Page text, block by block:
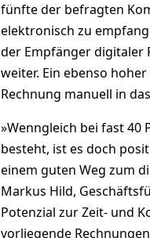
fünfte der befragten
elektronisch zu
der Empfänger digitaler
weiter. Ein ebenso
Rechnung manuell in
»Wenngleich bei fast
besteht, ist es doch
einem guten Weg zum
Markus Hild,
Potenzial zur Zeit- und
vorliegende